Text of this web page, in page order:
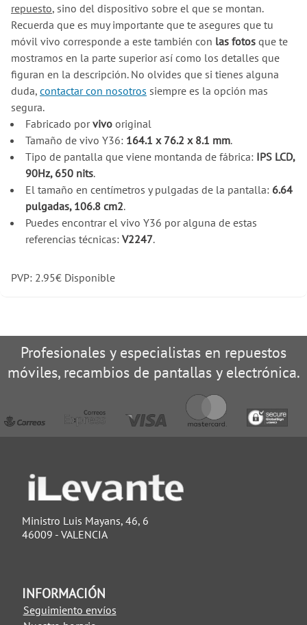
repuesto, sino del dispositivo sobre el que se montan.
Recuerda que es muy importante que te asegures que tu
móvil vivo corresponde a este también con las fotos que te
mostramos en la parte superior así como los detalles que
figuran en la descripción. No olvides que si tienes alguna
duda, contactar con nosotros siempre es la opción mas
segura.
Fabricado porvivooriginal
Tamaño de vivo Y36: 164.1 x 76.2 x 8.1 mm.
Tipo de pantalla que viene montanda de fábrica: IPS LCD,
90Hz, 650 nits.
El tamaño en centímetros y pulgadas de la pantalla: 6.64
pulgadas, 106.8 cm2.
Puedes encontrar el vivo Y36 por alguna de estas
referencias técnicas: V2247.
PVP: 2.95€ Disponible
Profesionales y especialistas en repuestos
móviles, recambios de pantallas y electrónica.
Ministro Luis Mayans, 46, 6
46009 - VALENCIA
INFORMACIÓN
Seguimiento envíos